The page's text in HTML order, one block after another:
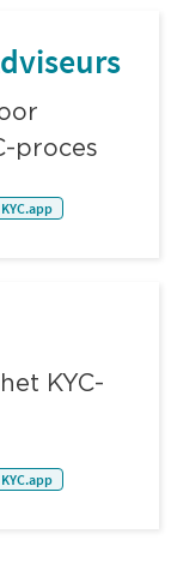
proces
KYC.app
KYC-
KYC.app